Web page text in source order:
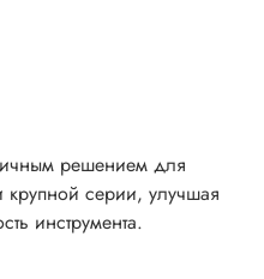
решением для
серии, улучшая
инструмента.